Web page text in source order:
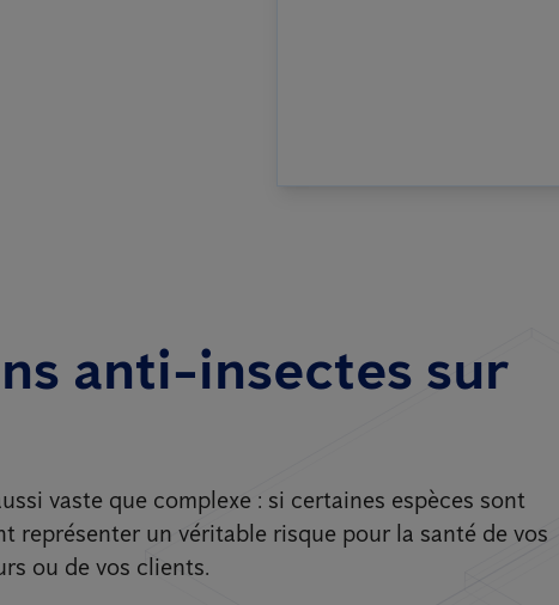
anti-insectes sur
vaste que complexe : si certaines espèces sont
représenter un véritable risque pour la santé de vos
ou de vos clients.